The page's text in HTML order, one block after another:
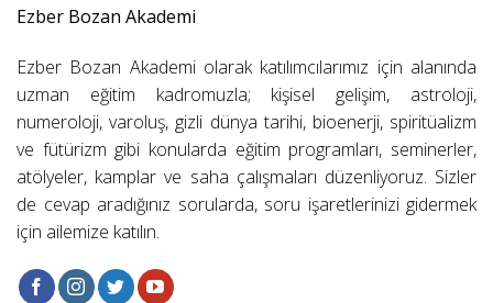
Ezber Bozan Akademi
Ezber Bozan Akademi olarak katılımcılarımız için alanında
uzman eğitim kadromuzla; kişisel gelişim, astroloji,
numeroloji, varoluş, gizli dünya tarihi, bioenerji, spiritüalizm
ve fütürizm gibi konularda eğitim programları, seminerler,
atölyeler, kamplar ve saha çalışmaları düzenliyoruz. Sizler
de cevap aradığınız sorularda, soru işaretlerinizi gidermek
için ailemize katılın.